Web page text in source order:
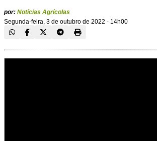
por: Notícias Agrícolas
Segunda-feira, 3 de outubro de 2022 - 14h00